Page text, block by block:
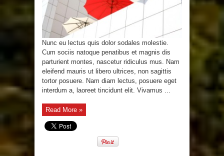
Nunc eu lectus quis dolor sodales molestie.
Cum sociis natoque penatibus et magnis dis
parturient montes, nascetur ridiculus mus. Nam
eleifend mauris ut libero ultrices, non sagittis
tortor posuere. Nam diam lectus, posuere eget
interdum a, laoreet tincidunt elit. Vivamus ...
Read More »